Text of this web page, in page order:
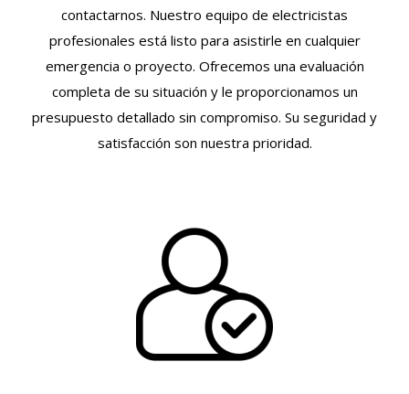
contactarnos. Nuestro equipo de electricistas
profesionales está listo para asistirle en cualquier
emergencia o proyecto. Ofrecemos una evaluación
completa de su situación y le proporcionamos un
presupuesto detallado sin compromiso. Su seguridad y
satisfacción son nuestra prioridad.